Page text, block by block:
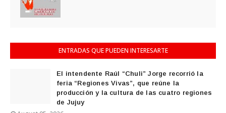
ENTRADAS QUE PUEDEN INTERESARTE
El intendente Raúl “Chuli” Jorge recorrió la
feria “Regiones Vivas”, que reúne la
producción y la cultura de las cuatro regiones
de Jujuy